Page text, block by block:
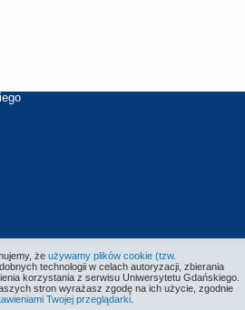
że używamy plików cookie (tzw.
technologii w celach autoryzacji, zbierania
korzystania z serwisu Uniwersytetu Gdańskiego.
stron wyrażasz zgodę na ich użycie, zgodnie
Twojej przeglądarki